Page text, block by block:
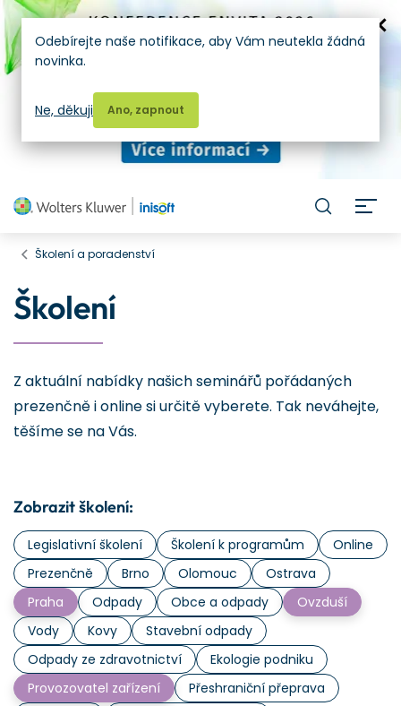
Školení a poradenství
Školení
Z aktuální nabídky našich seminářů pořádaných
prezenčně i online si určitě vyberete. Tak neváhejte,
těšíme se na Vás.
Zobrazit školení:
Legislativní školení Školení k programům
Online
Prezenčně
Brno Olomouc
Ostrava
Praha
Odpady Obce a odpady
Ovzduší
Vody
Kovy
Stavební odpady
Odpady ze zdravotnictví
Ekologie podniku
Provozovatel zařízení
Přeshraniční přeprava
Odebírejte naše notifikace, aby Vám neutekla žádná
novinka.
Ano, zapnout
Ne, děkuji